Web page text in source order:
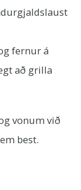
fernur á
að grilla
vonum við
best.